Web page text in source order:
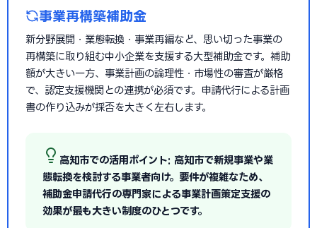
事業再構築補助金
新分野展開・業態転換・事業再編など、思い切った事業の
再構築に取り組む中小企業を支援する大型補助金です。補助
額が大きい一方、事業計画の論理性・市場性の審査が厳格
で、認定支援機関との連携が必須です。申請代行による計画
書の作り込みが採否を大きく左右します。
高知市での活用ポイント: 高知市で新規事業や業
態転換を検討する事業者向け。要件が複雑なため、
補助金申請代行の専門家による事業計画策定支援の
効果が最も大きい制度のひとつです。